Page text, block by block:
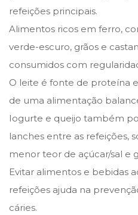
refeições principais.
Alimentos ricos em ferro,
verde-escuro, grãos e
consumidos com
O leite é fonte de proteína
de uma alimentação
Iogurte e queijo também
lanches entre as refeições,
menor teor de açúcar/sal e
Evitar alimentos e bebidas
refeições ajuda na
cáries.